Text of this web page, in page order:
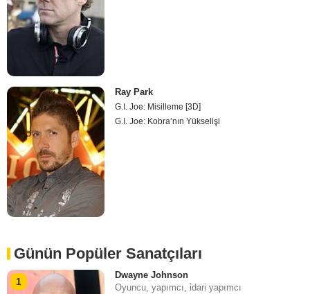
Ray Park
G.I. Joe: Misilleme [3D]
G.I. Joe: Kobra’nın Yükselişi
Günün Popüler Sanatçıları
1
Dwayne Johnson
Oyuncu, yapımcı, i̇dari yapımcı